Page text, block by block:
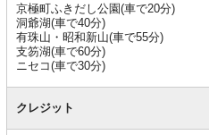
京極町ふきだし公園(車で20分)
洞爺湖(車で40分)
有珠山・昭和新山(車で55分)
支笏湖(車で60分)
ニセコ(車で30分)
クレジット